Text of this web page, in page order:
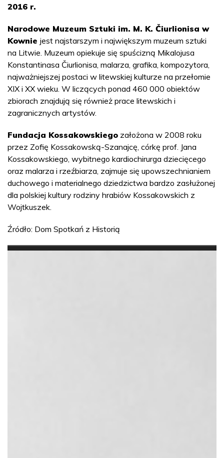
2016 r.
Narodowe Muzeum Sztuki im. M. K. Čiurlionisa w
Kownie jest najstarszym i największym muzeum sztuki
na Litwie. Muzeum opiekuje się spuścizną Mikalojusa
Konstantinasa Čiurlionisa, malarza, grafika, kompozytora,
najważniejszej postaci w litewskiej kulturze na przełomie
XIX i XX wieku. W liczących ponad 460 000 obiektów
zbiorach znajdują się również prace litewskich i
zagranicznych artystów.
Fundacja Kossakowskiego założona w 2008 roku
przez Zofię Kossakowską-Szanajcę, córkę prof. Jana
Kossakowskiego, wybitnego kardiochirurga dziecięcego
oraz malarza i rzeźbiarza, zajmuje się upowszechnianiem
duchowego i materialnego dziedzictwa bardzo zasłużonej
dla polskiej kultury rodziny hrabiów Kossakowskich z
Wojtkuszek.
Źródło: Dom Spotkań z Historią